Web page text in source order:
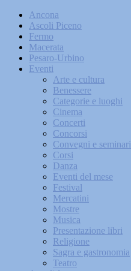
Ancona
Ascoli Piceno
Fermo
Macerata
Pesaro-Urbino
Eventi
Arte e cultura
Benessere
Categorie e luoghi
Cinema
Concerti
Concorsi
Convegni e seminari
Corsi
Danza
Eventi del mese
Festival
Mercatini
Mostre
Musica
Presentazione libri
Religione
Sagra e gastronomia
Teatro